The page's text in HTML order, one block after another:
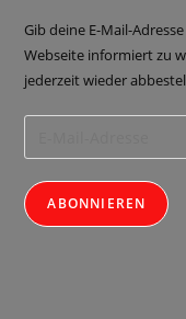
Gib deine E-Mail-
Webseite informiert zu
jederzeit wieder
ABONNIEREN